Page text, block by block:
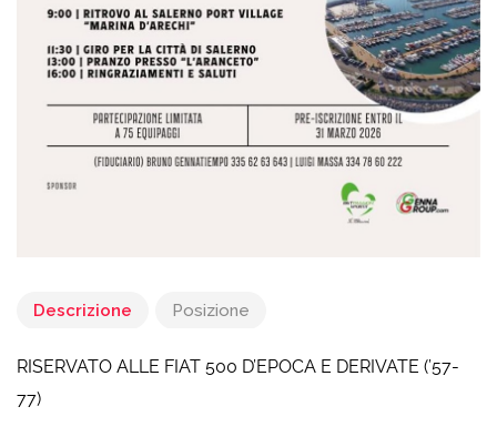
Descrizione Posizione
RISERVATO ALLE FIAT 500 D’EPOCA E DERIVATE (’57-
77)